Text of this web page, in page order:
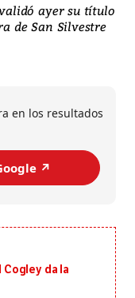
ayer su título
de San Silvestre
en los resultados
↗️
Cogley da la